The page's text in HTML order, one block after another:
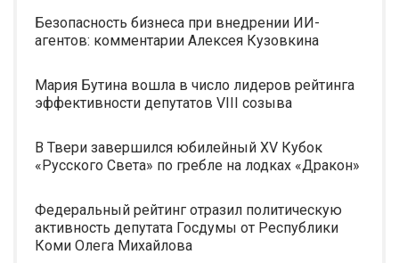
Безопасность бизнеса при внедрении ИИ-
агентов: комментарии Алексея Кузовкина
Мария Бутина вошла в число лидеров рейтинга
эффективности депутатов VIII созыва
В Твери завершился юбилейный XV Кубок
«Русского Света» по гребле на лодках «Дракон»
Федеральный рейтинг отразил политическую
активность депутата Госдумы от Республики
Коми Олега Михайлова